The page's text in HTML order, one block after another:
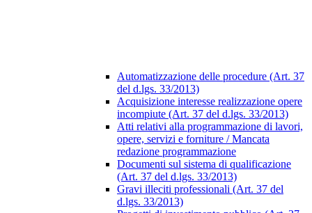
Automatizzazione delle procedure (Art. 37
del d.lgs. 33/2013)
Acquisizione interesse realizzazione opere
incompiute (Art. 37 del d.lgs. 33/2013)
Atti relativi alla programmazione di lavori,
opere, servizi e forniture / Mancata
redazione programmazione
Documenti sul sistema di qualificazione
(Art. 37 del d.lgs. 33/2013)
Gravi illeciti professionali (Art. 37 del
d.lgs. 33/2013)